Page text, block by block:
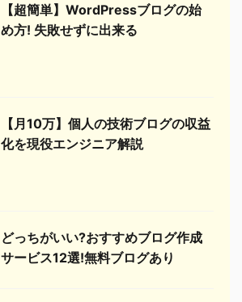
【超簡単】WordPressブログの始
め方! 失敗せずに出来る
【月10万】個人の技術ブログの収益
化を現役エンジニア解説
どっちがいい?おすすめブログ作成
サービス12選!無料ブログあり